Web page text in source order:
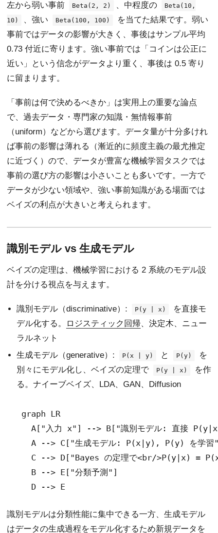
左から弱い事前 Beta(2, 2) 、中程度の
Beta(10,
10)
、強い Beta(100, 100)
を当てた結果です。弱い
事前ではデータの影響が大きく、事後はサンプル平均
0.73 付近に寄ります。強い事前では「コインは公正に
近い」という信念がデータより重く、事後は 0.5 寄り
に留まります。
「事前は何で決めるべきか」は実用上の重要な論点
で、過去データ・専門家の知識・無情報事前
（uniform）などから選びます。データ量が十分多けれ
ば事前の影響は薄れる（漸近的に頻度主義の最尤推定
に近づく）ので、データが豊富な機械学習タスクでは
事前の選び方の影響は小さいことも多いです。一方で
データが少ない領域や、強い事前知識がある場面では
ベイズの利点が大きいと考えられます。
識別モデル vs 生成モデル
ベイズの定理は、機械学習における 2 系統のモデル設
計を分ける視点を与えます。
識別モデル（discriminative）: P(y | x)
を直接モ
デル化する。
ロジスティック回帰、決定木、ニュー
ラルネット
生成モデル（generative）:
P(x | y) と P(y)
を
別々にモデル化し、ベイズの定理で
P(y | x)
を作
る。ナイーブベイズ、LDA、GAN、Diffusion
  graph LR
A["入力 x"] --> B["識別モデル: 直接
A --> C["生成モデル: P(x|y), P(y) を学習
C --> D["Bayes の定理で<br/>P(y|x) =
    B --> E["分類予測"]
識別モデルは分類性能に集中できる一方、生成モデル
はデータの生成過程をモデル化するため新規データを